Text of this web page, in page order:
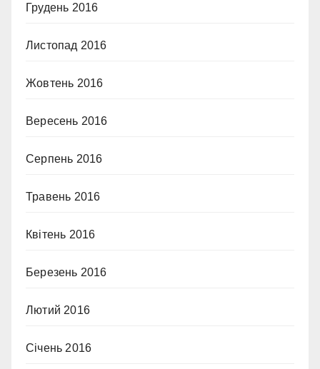
Грудень 2016
Листопад 2016
Жовтень 2016
Вересень 2016
Серпень 2016
Травень 2016
Квітень 2016
Березень 2016
Лютий 2016
Січень 2016